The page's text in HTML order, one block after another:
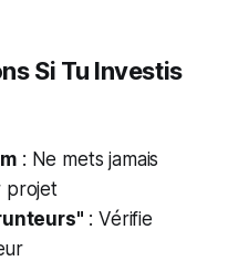
Si Tu Investis
: Ne mets jamais
projet
: Vérifie